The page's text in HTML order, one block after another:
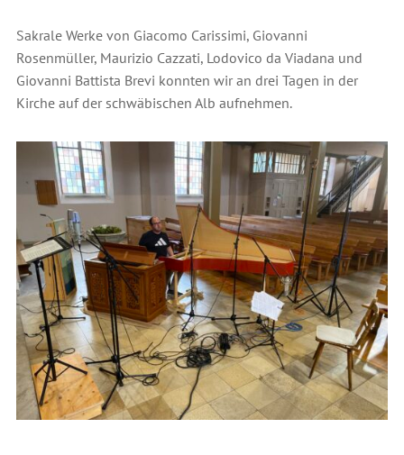
Sakrale Werke von Giacomo Carissimi, Giovanni
Rosenmüller, Maurizio Cazzati, Lodovico da Viadana und
Giovanni Battista Brevi konnten wir an drei Tagen in der
Kirche auf der schwäbischen Alb aufnehmen.